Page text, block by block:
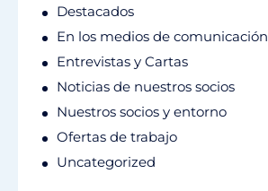
Destacados
En los medios de comunicación
Entrevistas y Cartas
Noticias de nuestros socios
Nuestros socios y entorno
Ofertas de trabajo
Uncategorized